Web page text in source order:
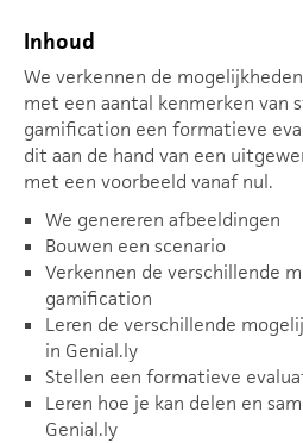
Inhoud
We verkennen de
met een aantal kenmerken van
gamification een formatieve
dit aan de hand van een
met een voorbeeld vanaf nul.
We genereren afbeeldingen
Bouwen een scenario
Verkennen de verschillende
gamification
Leren de verschillende
in Genial.ly
Stellen een formatieve
Leren hoe je kan delen en
Genial.ly